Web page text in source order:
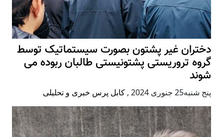
دختران غیر پشتون بصورت سیستماتیک توسط
گروه تروریستی پشتونیستی طالبان ربوده می
شوند
پنج شنبه25 جنوری 2024 , کابل پرس خبری و تحلیلی